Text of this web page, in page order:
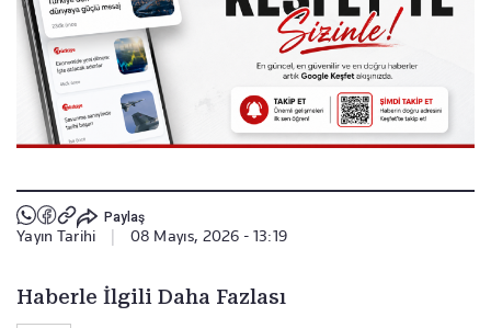
Paylaş
Yayın Tarihi 08 Mayıs, 2026 - 13:19
Haberle İlgili Daha Fazlası